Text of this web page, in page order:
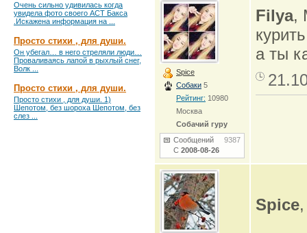
Очень сильно удивилась когда
увидела фото своего АСТ Бакса
.Искажена информация на ...
Просто стихи , для души.
Он убегал… в него стреляли люди…
Проваливаясь лапой в рыхлый снег,
Волк ...
Просто стихи , для души.
Просто стихи , для души. 1)
Шепотом, без шороха Шепотом, без
слез ...
Spice
Собаки 5
Рейтинг: 10980
Москва
Собачий гуру
Сообщений 9387
С 2008-08-26
Filya,
а ты
Spice